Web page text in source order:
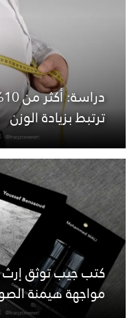
ترتبط بزيادة الوزن
كتب جيب توثق إرث
مواجهة هيمنة